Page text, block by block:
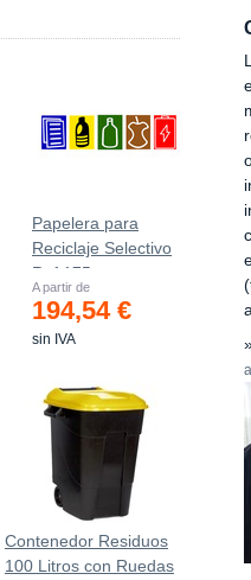
Papelera para
Reciclaje Selectivo
Ref.175
A partir de
194,54 €
sin IVA
Contenedor Residuos
100 Litros con Ruedas